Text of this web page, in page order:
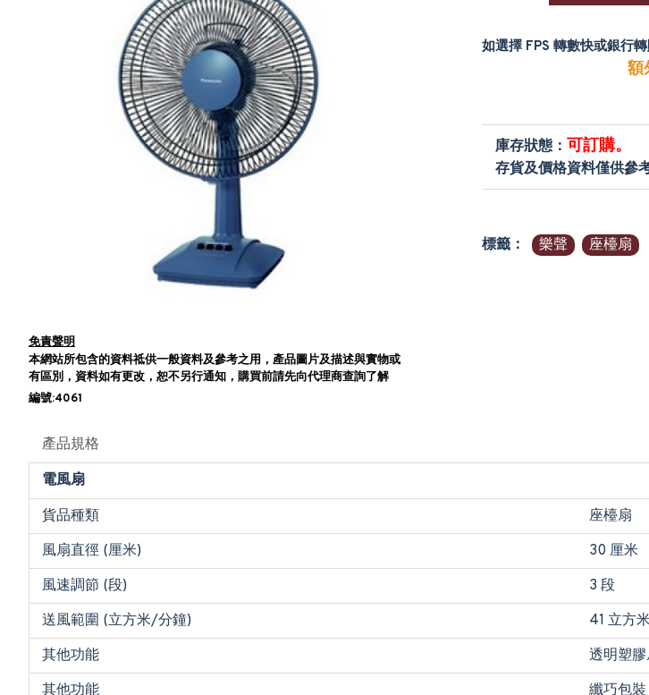
免責聲明
本網站所包含的資料祗供一般資料及參考之用，產品圖片及描述與實物或
有區別，資料如有更改，恕不另行通知，購買前請先向代理商查詢了解
編號:4061
如選擇 FPS 轉數快或銀行
額
庫存狀態： 可訂購。
存貨及價格資料僅供參
標籤： 樂聲 座檯扇
產品規格
電風扇
貨品種類
座檯扇
風扇直徑 (厘米)
30 厘米
風速調節 (段)
3 段
送風範圍 (立方米/分鐘)
41 立方
其他功能
透明塑
其他功能
纖巧包裝